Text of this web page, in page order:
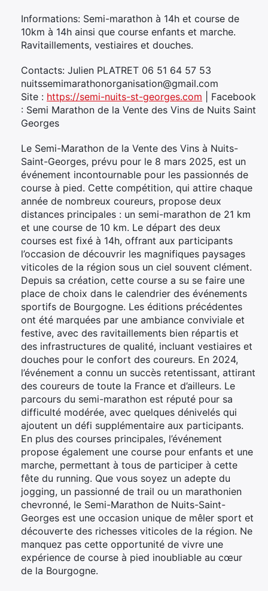
Informations: Semi-marathon à 14h et course de
10km à 14h ainsi que course enfants et marche.
Ravitaillements, vestiaires et douches.
Contacts: Julien PLATRET 06 51 64 57 53
nuitssemimarathonorganisation@gmail.com
Site : https://semi-nuits-st-georges.com | Facebook
: Semi Marathon de la Vente des Vins de Nuits Saint
Georges
Le Semi-Marathon de la Vente des Vins à Nuits-
Saint-Georges, prévu pour le 8 mars 2025, est un
événement incontournable pour les passionnés de
course à pied. Cette compétition, qui attire chaque
année de nombreux coureurs, propose deux
distances principales : un semi-marathon de 21 km
et une course de 10 km. Le départ des deux
courses est fixé à 14h, offrant aux participants
l’occasion de découvrir les magnifiques paysages
viticoles de la région sous un ciel souvent clément.
Depuis sa création, cette course a su se faire une
place de choix dans le calendrier des événements
sportifs de Bourgogne. Les éditions précédentes
ont été marquées par une ambiance conviviale et
festive, avec des ravitaillements bien répartis et
des infrastructures de qualité, incluant vestiaires et
douches pour le confort des coureurs. En 2024,
l’événement a connu un succès retentissant, attirant
des coureurs de toute la France et d’ailleurs. Le
parcours du semi-marathon est réputé pour sa
difficulté modérée, avec quelques dénivelés qui
ajoutent un défi supplémentaire aux participants.
En plus des courses principales, l’événement
propose également une course pour enfants et une
marche, permettant à tous de participer à cette
fête du running. Que vous soyez un adepte du
jogging, un passionné de trail ou un marathonien
chevronné, le Semi-Marathon de Nuits-Saint-
Georges est une occasion unique de mêler sport et
découverte des richesses viticoles de la région. Ne
manquez pas cette opportunité de vivre une
expérience de course à pied inoubliable au cœur
de la Bourgogne.